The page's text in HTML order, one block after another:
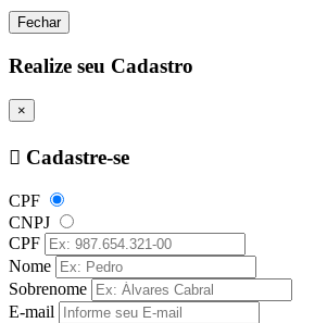
Fechar
Realize seu Cadastro
×
Cadastre-se
CPF
CNPJ
CPF
Nome
Sobrenome
E-mail